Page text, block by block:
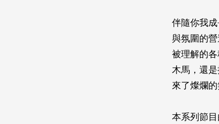
伴隨你我
與氛圍的­
被理解的
木馬，還
來了燦爛
本系列節